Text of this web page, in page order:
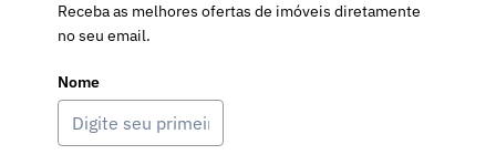
Receba as melhores ofertas de imóveis diretamente
no seu email.
Nome